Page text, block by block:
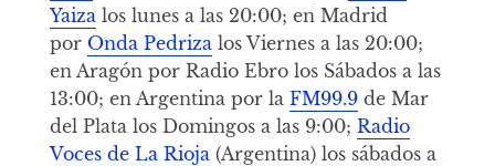
Yaiza los lunes a las 20:00; en Madrid
por Onda Pedriza los Viernes a las 20:00;
en Aragón por Radio Ebro los Sábados a las
13:00; en Argentina por la FM99.9de Mar
del Plata los Domingos a las 9:00; Radio
Voces de La Rioja (Argentina) los sábados a